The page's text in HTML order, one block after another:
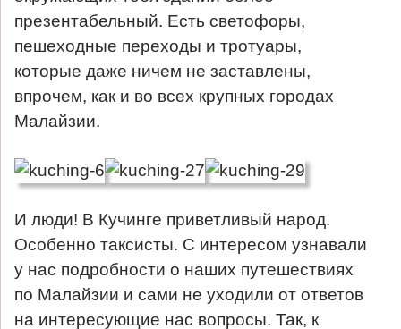
презентабельный. Есть светофоры,
пешеходные переходы и тротуары,
которые даже ничем не заставлены,
впрочем, как и во всех крупных городах
Малайзии.
И люди! В Кучинге приветливый народ.
Особенно таксисты. С интересом узнавали
у нас подробности о наших путешествиях
по Малайзии и сами не уходили от ответов
на интересующие нас вопросы. Так, к